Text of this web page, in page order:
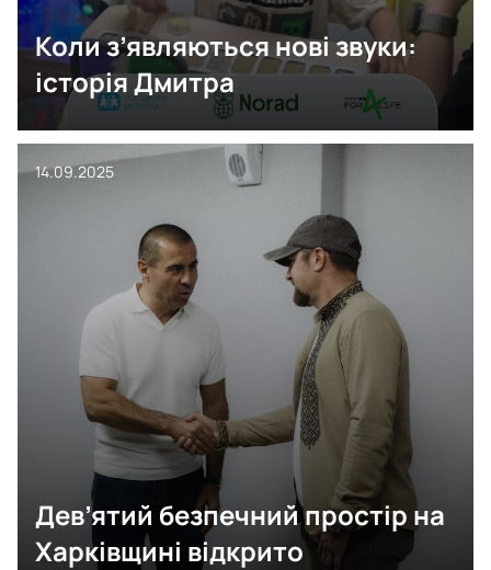
Коли з’являються нові звуки:
історія Дмитра
14.09.2025
Дев’ятий безпечний простір на
Харківщині відкрито